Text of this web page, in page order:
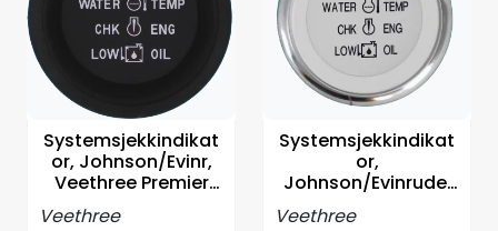
Systemsjekkindikat
or, Johnson/Evinr,
Veethree Premier
Veethree
Systemsjekkindikat
or,
Johnson/Evinrude,
Veethree Lido Pro 2"
Veethree